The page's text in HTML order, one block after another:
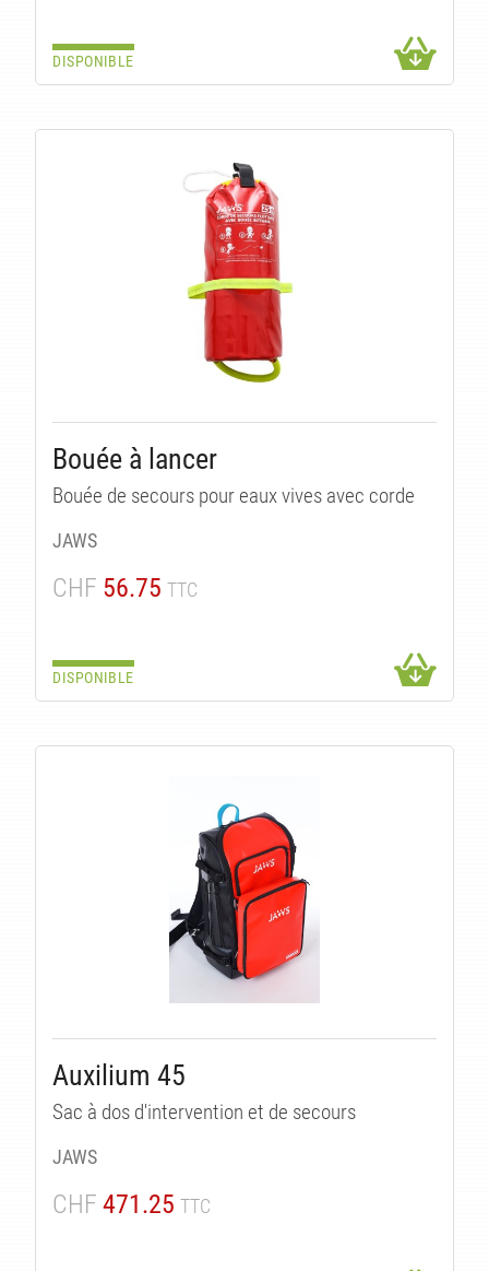
DISPONIBLE
Bouée à lancer
Bouée de secours pour eaux vives avec corde
JAWS
CHF 56.75 TTC
DISPONIBLE
Auxilium 45
Sac à dos d'intervention et de secours
JAWS
CHF 471.25 TTC